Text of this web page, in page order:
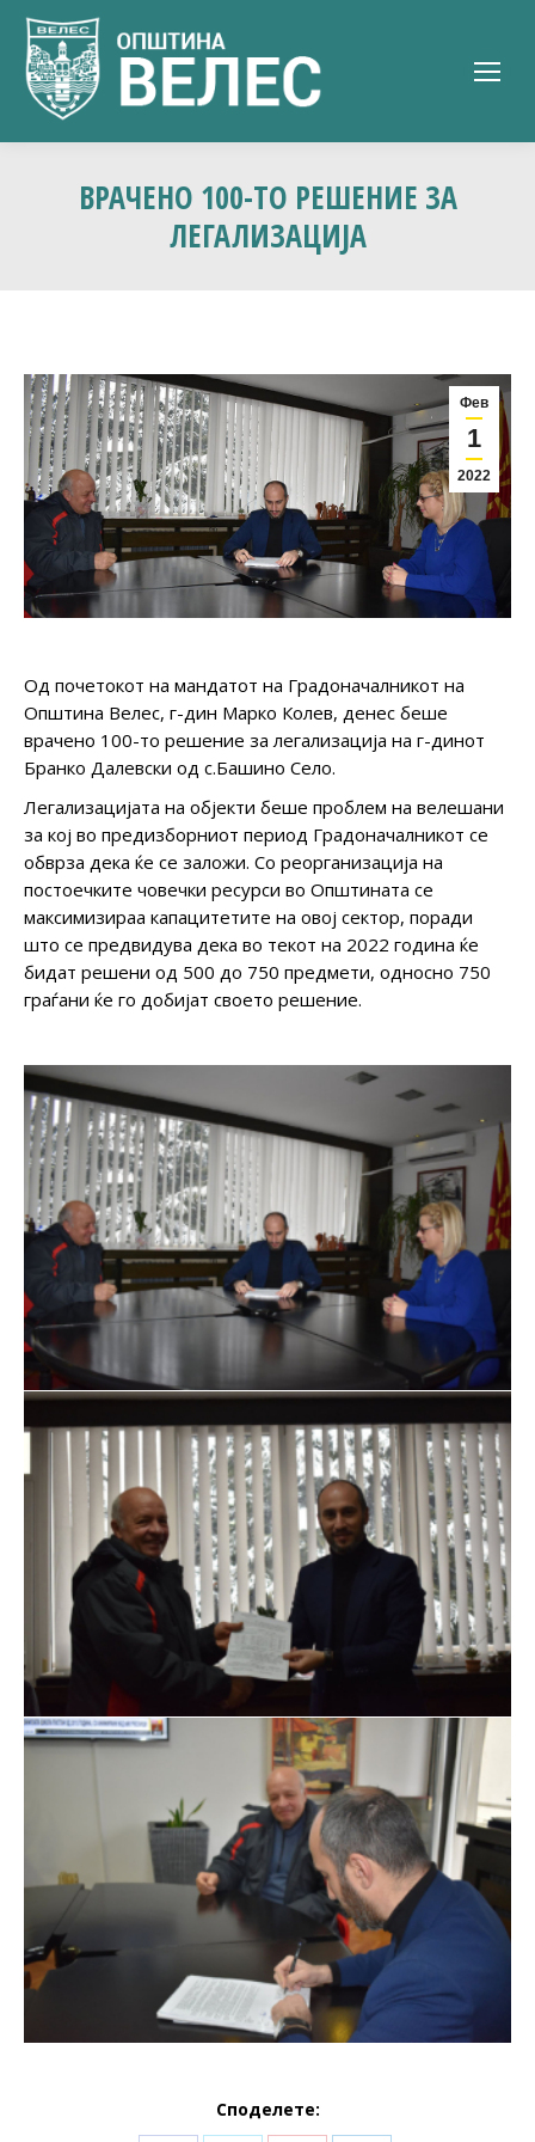
ВРАЧЕНО 100-ТО РЕШЕНИЕ ЗА
ЛЕГАЛИЗАЦИЈА
Фев
1
2022
Од почетокот на мандатот на Градоначалникот на
Општина Велес, г-дин Марко Колев, денес беше
врачено 100-то решение за легализација на г-динот
Бранко Далевски од с.Башино Село.
Легализацијата на објекти беше проблем на велешани
за кој во предизборниот период Градоначалникот се
обврза дека ќе се заложи. Со реорганизација на
постоечките човечки ресурси во Општината се
максимизираа капацитетите на овој сектор, поради
што се предвидува дека во текот на 2022 година ќе
бидат решени од 500 до 750 предмети, односно 750
граѓани ќе го добијат своето решение.
Споделете: